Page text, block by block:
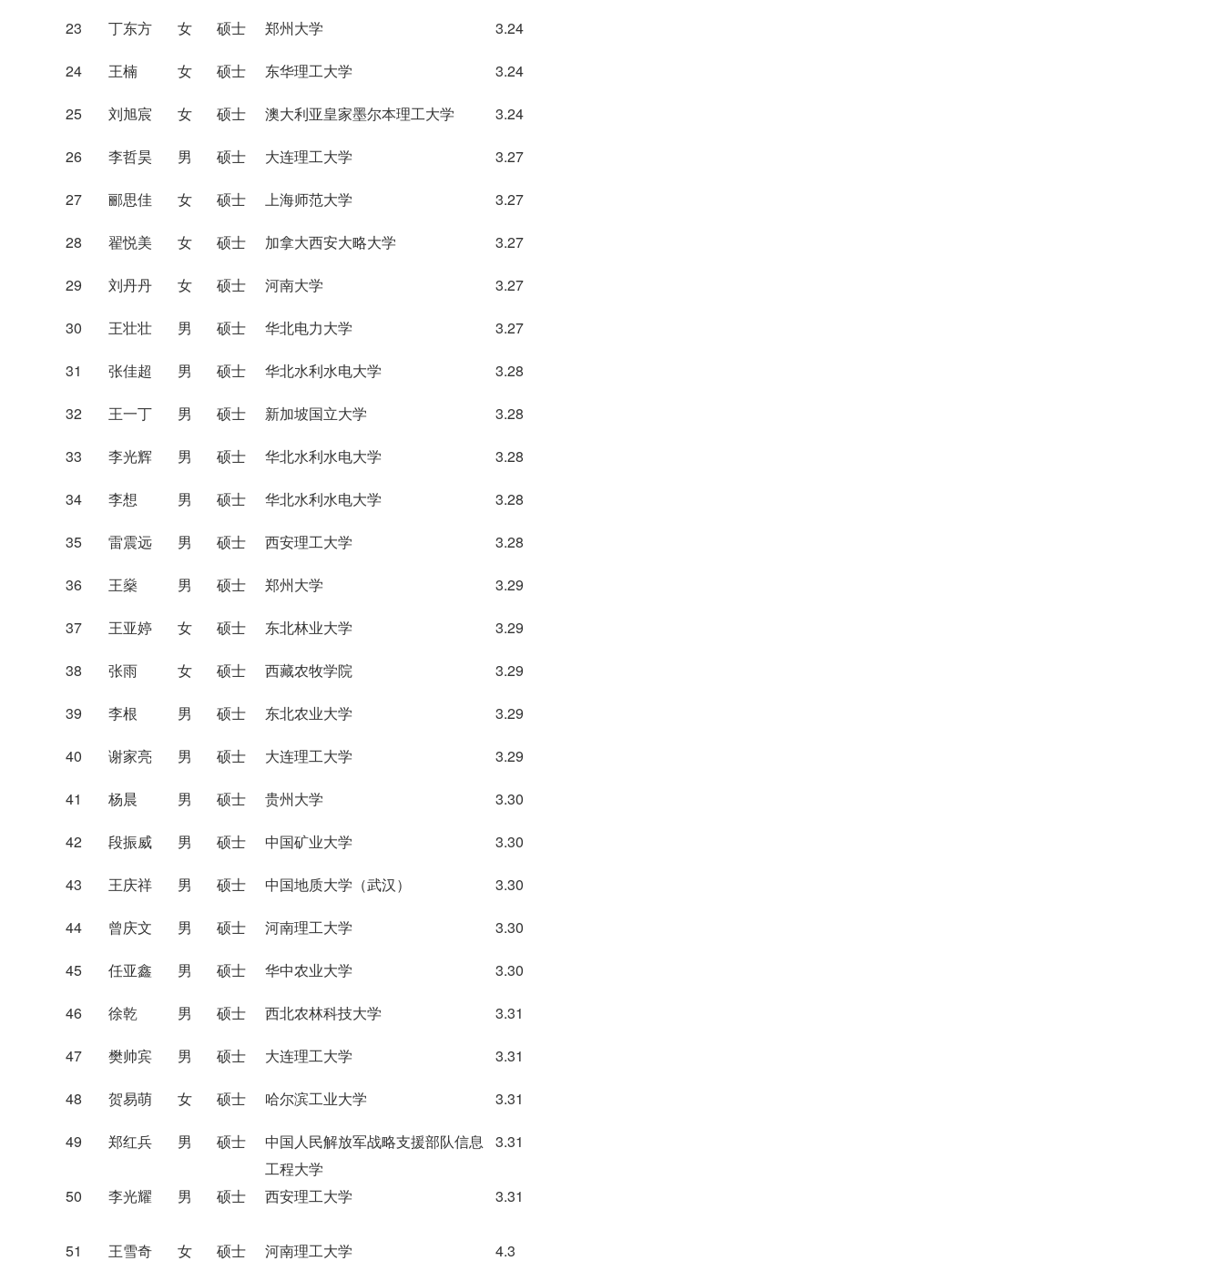
23 丁东方 女 硕士 郑州大学 3.24
24 王楠 女 硕士 东华理工大学 3.24
25 刘旭宸 女 硕士 澳大利亚皇家墨尔本理工大学 3.24
26 李哲昊 男 硕士 大连理工大学 3.27
27 郦思佳 女 硕士 上海师范大学 3.27
28 翟悦美 女 硕士 加拿大西安大略大学 3.27
29 刘丹丹 女 硕士 河南大学 3.27
30 王壮壮 男 硕士 华北电力大学 3.27
31 张佳超 男 硕士 华北水利水电大学 3.28
32 王一丁 男 硕士 新加坡国立大学 3.28
33 李光辉 男 硕士 华北水利水电大学 3.28
34 李想 男 硕士 华北水利水电大学 3.28
35 雷震远 男 硕士 西安理工大学 3.28
36 王燊 男 硕士 郑州大学 3.29
37 王亚婷 女 硕士 东北林业大学 3.29
38 张雨 女 硕士 西藏农牧学院 3.29
39 李根 男 硕士 东北农业大学 3.29
40 谢家亮 男 硕士 大连理工大学 3.29
41 杨晨 男 硕士 贵州大学 3.30
42 段振威 男 硕士 中国矿业大学 3.30
43 王庆祥 男 硕士 中国地质大学（武汉） 3.30
44 曾庆文 男 硕士 河南理工大学 3.30
45 任亚鑫 男 硕士 华中农业大学 3.30
46 徐乾 男 硕士 西北农林科技大学 3.31
47 樊帅宾 男 硕士 大连理工大学 3.31
48 贺易萌 女 硕士 哈尔滨工业大学 3.31
49 郑红兵 男 硕士
中国人民解放军战略支援部队信息
工程大学
3.31
50 李光耀 男 硕士 西安理工大学 3.31
51 王雪奇 女 硕士 河南理工大学 4.3